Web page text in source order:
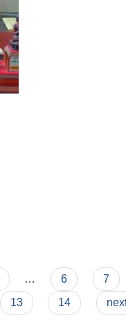
… 6 7
13 14